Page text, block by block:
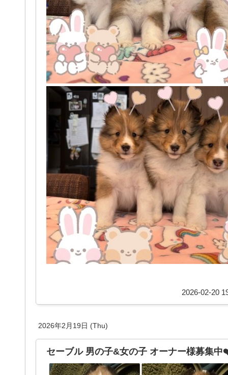
2026-02-20
2026年2月19日 (Thu)
セーブル 男の子&女の子 オーナー様募集